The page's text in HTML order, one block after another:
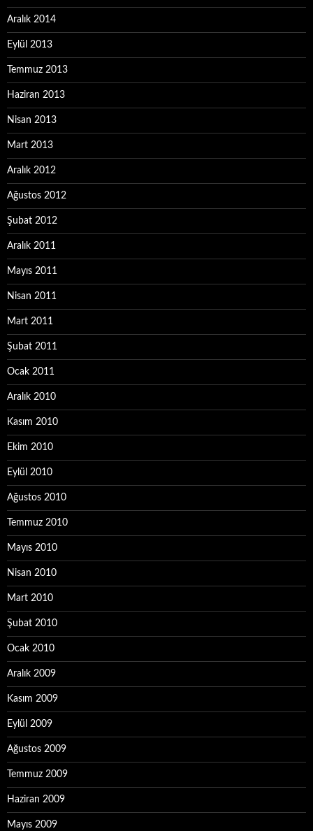
Aralık 2014
Eylül 2013
Temmuz 2013
Haziran 2013
Nisan 2013
Mart 2013
Aralık 2012
Ağustos 2012
Şubat 2012
Aralık 2011
Mayıs 2011
Nisan 2011
Mart 2011
Şubat 2011
Ocak 2011
Aralık 2010
Kasım 2010
Ekim 2010
Eylül 2010
Ağustos 2010
Temmuz 2010
Mayıs 2010
Nisan 2010
Mart 2010
Şubat 2010
Ocak 2010
Aralık 2009
Kasım 2009
Eylül 2009
Ağustos 2009
Temmuz 2009
Haziran 2009
Mayıs 2009